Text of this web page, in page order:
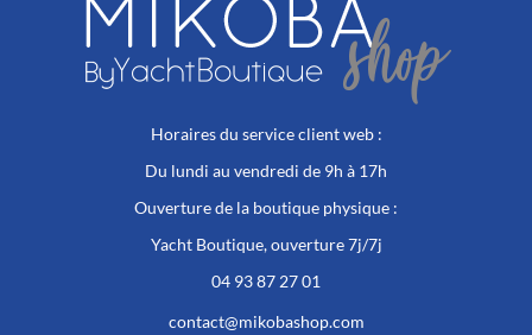
produit
Horaires du service client web :
Du lundi au vendredi de 9h à 17h
Ouverture de la boutique physique :
Yacht Boutique, ouverture 7j/7j
04 93 87 27 01
contact@mikobashop.com